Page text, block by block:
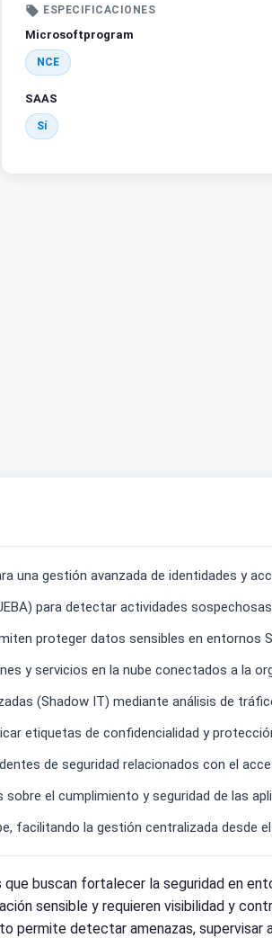
 ESPECIFICACIONES
Microsoftprogram
NCE
SAAS
Sí
una gestión avanzada de identidades y
para detectar actividades
proteger datos sensibles en entornos
y servicios en la nube conectados a la
(Shadow IT) mediante análisis de
etiquetas de confidencialidad y
de seguridad relacionados con el
el cumplimiento y seguridad de las
facilitando la gestión centralizada desde
buscan fortalecer la seguridad en
sensible y requieren visibilidad y
permite detectar amenazas,